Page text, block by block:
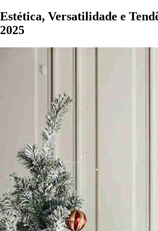
Estética, Versatilidade e
2025